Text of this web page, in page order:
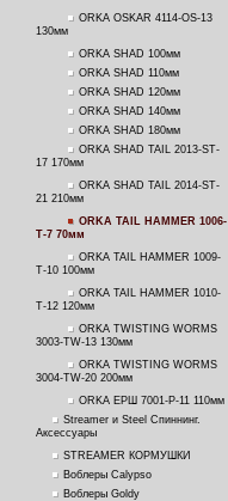
ORKA OSKAR 4114-OS-13
130мм
ORKA SHAD 100мм
ORKA SHAD 110мм
ORKA SHAD 120мм
ORKA SHAD 140мм
ORKA SHAD 180мм
ORKA SHAD TAIL 2013-ST-
17 170мм
ORKA SHAD TAIL 2014-ST-
21 210мм
ORKA TAIL HAMMER 1006-
T-7 70мм
ORKA TAIL HAMMER 1009-
T-10 100мм
ORKA TAIL HAMMER 1010-
T-12 120мм
ORKA TWISTING WORMS
3003-TW-13 130мм
ORKA TWISTING WORMS
3004-TW-20 200мм
ORKA ЕРШ 7001-P-11 110мм
Streamer и Steel Спиннинг.
Аксессуары
STREAMER КОРМУШКИ
Воблеры Calypso
Воблеры Goldy